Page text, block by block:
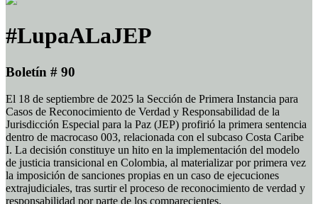
#LupaALaJEP
Boletín # 90
El 18 de septiembre de 2025 la Sección de Primera Instancia para
Casos de Reconocimiento de Verdad y Responsabilidad de la
Jurisdicción Especial para la Paz (JEP) profirió la primera sentencia
dentro de macrocaso 003, relacionada con el subcaso Costa Caribe
I. La decisión constituye un hito en la implementación del modelo
de justicia transicional en Colombia, al materializar por primera vez
la imposición de sanciones propias en un caso de ejecuciones
extrajudiciales, tras surtir el proceso de reconocimiento de verdad y
responsabilidad por parte de los comparecientes.